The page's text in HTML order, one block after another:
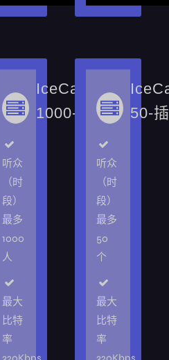
IceCast-
1000-槽
听众
（时
段）
最多
1000
人
最大
比特
率
50-
听众
（时
段）
最多
50
个
最大
比特
率